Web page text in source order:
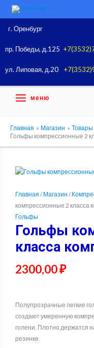
Перейти
содержимому
г. Оренбург
пр. Победы, д.125
ул. Липовая, д.20
меню
Главная Магазин Товары
Гольфы компрессионные 2
Главная /Магазин /
компрессионные 2 класса
Гольфы
Гольфы
класса
2300,00₽
Полупрозрачные легкие
создают умеренную
голени. Плотно держатся
резинке.